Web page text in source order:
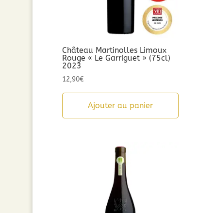
Château Martinolles Limoux
Rouge « Le Garriguet » (75cl)
2023
12,90€
Ajouter au panier